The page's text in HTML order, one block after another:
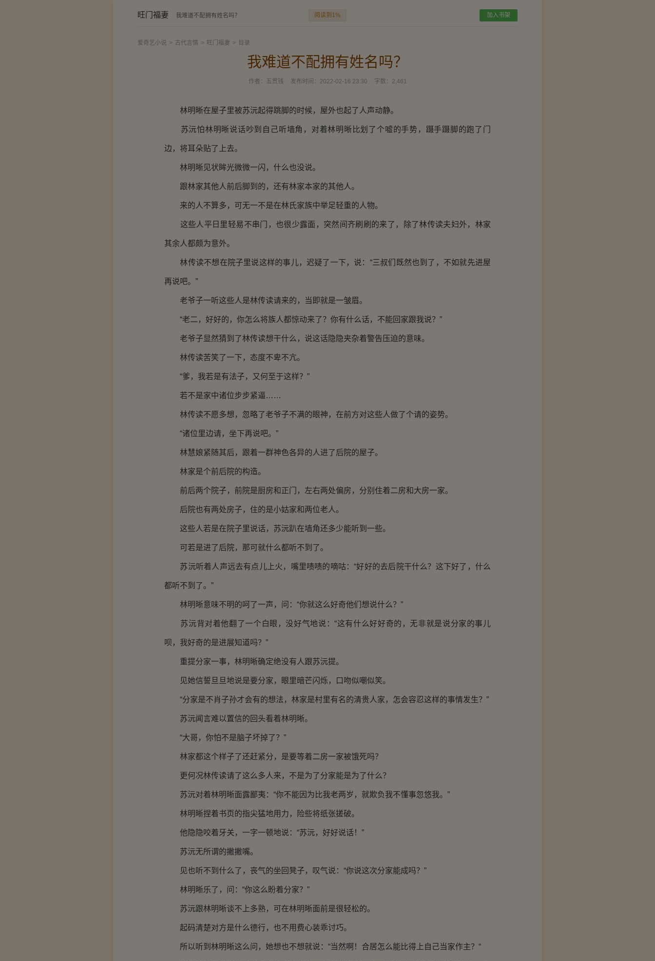
旺门福妻 我难道不配拥有姓名吗？ 阅读到1% 加入书架
爱奇艺小说 > 古代言情 > 旺门福妻 > 目录
我难道不配拥有姓名吗？
作者： 五贯钱 发布时间： 2022-02-16 23:30 字数： 2,461
林明晰在屋子里被苏沅起得跳脚的时候，屋外也起了人声动静。
苏沅怕林明晰说话吵到自己听墙角，对着林明晰比划了个嘘的手势，蹑手蹑脚的跑了门
边，将耳朵贴了上去。
林明晰见状眸光微微一闪，什么也没说。
跟林家其他人前后脚到的，还有林家本家的其他人。
来的人不算多，可无一不是在林氏家族中举足轻重的人物。
这些人平日里轻易不串门，也很少露面，突然间齐刷刷的来了，除了林传读夫妇外，林家
其余人都颇为意外。
林传读不想在院子里说这样的事儿，迟疑了一下，说：“三叔们既然也到了，不如就先进屋
再说吧。”
老爷子一听这些人是林传读请来的，当即就是一皱眉。
“老二，好好的，你怎么将族人都惊动来了？你有什么话，不能回家跟我说？”
老爷子显然猜到了林传读想干什么，说这话隐隐夹杂着警告压迫的意味。
林传读苦笑了一下，态度不卑不亢。
“爹，我若是有法子，又何至于这样？”
若不是家中诸位步步紧逼……
林传读不愿多想，忽略了老爷子不满的眼神，在前方对这些人做了个请的姿势。
“诸位里边请，坐下再说吧。”
林慧娘紧随其后，跟着一群神色各异的人进了后院的屋子。
林家是个前后院的构造。
前后两个院子，前院是厨房和正门，左右两处偏房，分别住着二房和大房一家。
后院也有两处房子，住的是小姑家和两位老人。
这些人若是在院子里说话，苏沅趴在墙角还多少能听到一些。
可若是进了后院，那可就什么都听不到了。
苏沅听着人声远去有点儿上火，嘴里啧啧的嘀咕：“好好的去后院干什么？这下好了，什么
都听不到了。”
林明晰意味不明的呵了一声，问：“你就这么好奇他们想说什么？”
苏沅背对着他翻了一个白眼，没好气地说：“这有什么好好奇的，无非就是说分家的事儿
呗，我好奇的是进展知道吗？”
重提分家一事，林明晰确定绝没有人跟苏沅提。
见她信誓旦旦地说是要分家，眼里暗芒闪烁，口吻似嘲似笑。
“分家是不肖子孙才会有的想法，林家是村里有名的清贵人家，怎会容忍这样的事情发生？”
苏沅闻言难以置信的回头看着林明晰。
“大哥，你怕不是脑子坏掉了？”
林家都这个样子了还赶紧分，是要等着二房一家被饿死吗？
更何况林传读请了这么多人来，不是为了分家能是为了什么？
苏沅对着林明晰面露鄙夷：“你不能因为比我老两岁，就欺负我不懂事忽悠我。”
林明晰捏着书页的指尖猛地用力，险些将纸张搓破。
他隐隐咬着牙关，一字一顿地说：“苏沅，好好说话！”
苏沅无所谓的撇撇嘴。
见也听不到什么了，丧气的坐回凳子，叹气说：“你说这次分家能成吗？”
林明晰乐了，问：“你这么盼着分家？”
苏沅跟林明晰谈不上多熟，可在林明晰面前是很轻松的。
起码清楚对方是什么德行，也不用费心装乖讨巧。
所以听到林明晰这么问，她想也不想就说：“当然啊！合居怎么能比得上自己当家作主？“